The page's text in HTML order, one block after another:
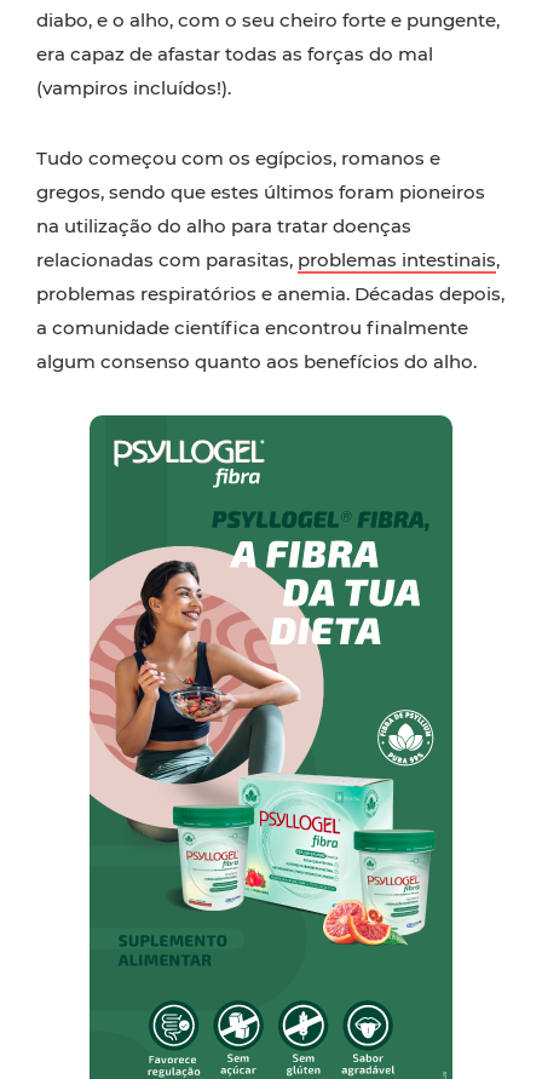
diabo, e o alho, com o seu cheiro forte e pungente,
era capaz de afastar todas as forças do mal
(vampiros incluídos!).
Tudo começou com os egípcios, romanos e
gregos, sendo que estes últimos foram pioneiros
na utilização do alho para tratar doenças
relacionadas com parasitas, problemas intestinais,
problemas respiratórios e anemia. Décadas depois,
a comunidade científica encontrou finalmente
algum consenso quanto aos benefícios do alho.